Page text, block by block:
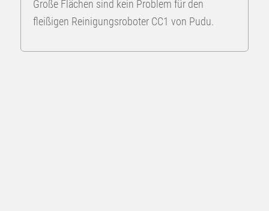
Große Flächen sind kein Problem für den
fleißigen Reinigungsroboter CC1 von Pudu.